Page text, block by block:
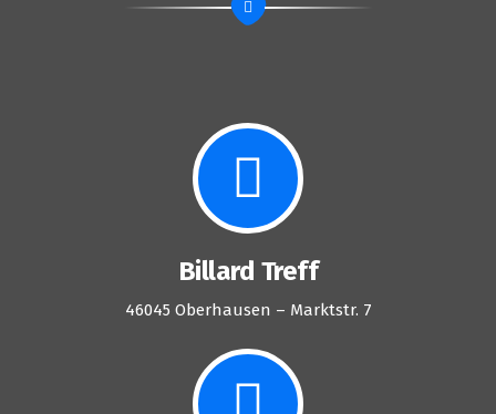
Billard Treff
46045 Oberhausen – Marktstr. 7